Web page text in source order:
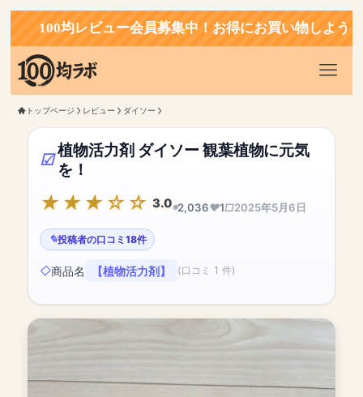
均レビュー会員募集中！お得にお買い物しよう！
トップページ レビュー ダイソー
植物活力剤 ダイソー 観葉植物に元気
を！
3.0 2,036 1 2025年5月6日
投稿者の口コミ18件
商品名 【植物活力剤】 (口コミ 1 件)